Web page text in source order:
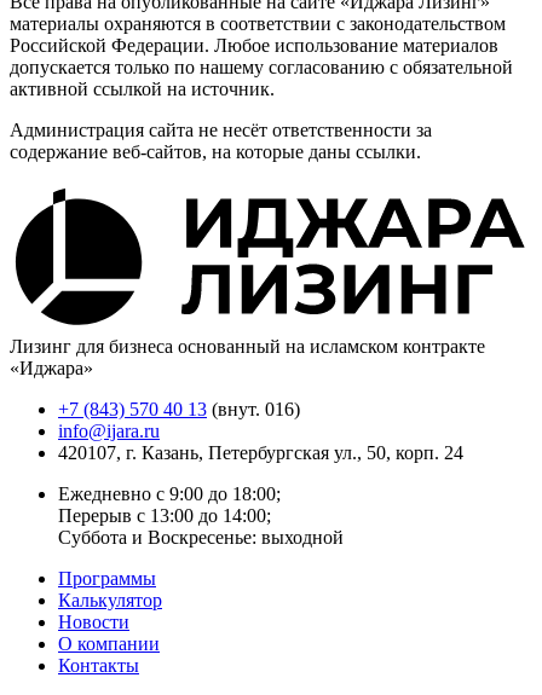
материалы охраняются в соответствии с законодательством
Российской Федерации. Любое использование материалов
допускается только по нашему согласованию с обязательной
активной ссылкой на источник.
Администрация сайта не несёт ответственности за
содержание веб-сайтов, на которые даны ссылки.
Лизинг для бизнеса основанный на исламском контракте
«Иджара»
+7 (843) 570 40 13 (внут. 016)
info@ijara.ru
420107, г. Казань, Петербургская ул., 50, корп. 24
Ежедневно с 9:00 до 18:00;
Перерыв с 13:00 до 14:00;
Суббота и Воскресенье: выходной
Программы
Калькулятор
Новости
О компании
Контакты